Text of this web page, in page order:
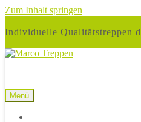
Zum Inhalt springen
Individuelle Qualitätstreppen
Menü